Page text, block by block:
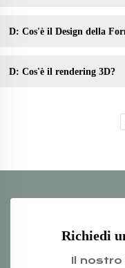
D: Cos'è il Design della
D: Cos'è il rendering 3D?
Richiedi
Il